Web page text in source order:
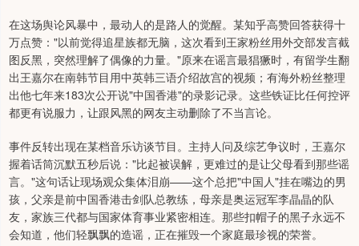
在这场舆论风暴中，最动人的是路人的觉醒。某知乎高赞回答获得十
万点赞："以前觉得追星族都无脑，这次看到王家粉丝用外交部发言截
图反黑，突然理解了偶像的力量。"原来在谣言最猖獗时，有留学生翻
出王嘉尔在南韩节目用中英韩三语介绍故宫的视频；有海外粉丝整理
出他七年来183次公开说"中国香港"的录影记录。这些铁证比任何控评
都更有说服力，让跟风黑的网友主动删除了不当言论。
事件反转出现在某档音乐访谈节目。主持人问及综艺争议时，王嘉尔
握着话筒沉默五秒后说："比起被误解，更难过的是让父母看到那些谣
言。"这句话让现场观众集体泪崩——这个总把"中国人"挂在嘴边的男
孩，父亲是前中国香港击剑队总教练，母亲是奥运冠军李晶晶的队
友，家族三代都与国家体育事业紧密相连。那些扣帽子的黑子永远不
会知道，他们轻飘飘的造谣，正在摧毁一个家庭最珍视的荣誉。